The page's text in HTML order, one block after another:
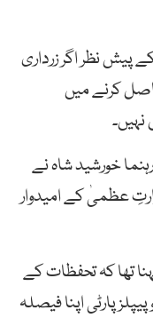
پیش نظر اگر زرداری
کرنے میں
نہیں۔
خورشید شاہ نے
عظمیٰ کے امیدوار
تھا کہ تحفظات کے
پارٹی اپنا فیصلہ